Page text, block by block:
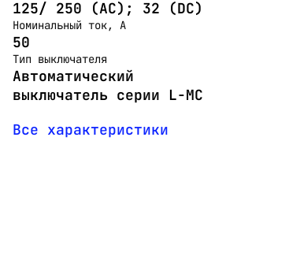
125/ 250 (АС); 32 (DC)
Номинальный ток, А
50
Тип выключателя
Автоматический
выключатель серии L-MC
Все характеристики